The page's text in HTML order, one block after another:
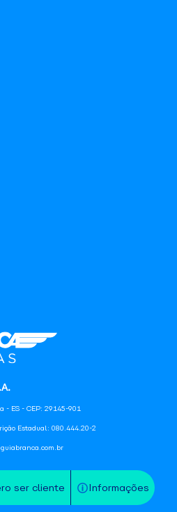
ser cliente Informações
- ES - CEP: 29145-901
Estadual: 080.444.20-2